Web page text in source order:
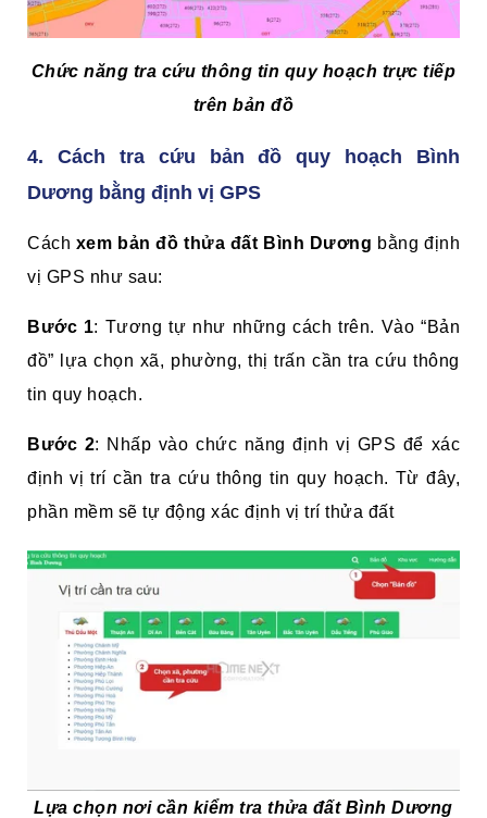
Chức năng tra cứu thông tin quy hoạch trực tiếp
trên bản đồ
4. Cách tra cứu bản đồ quy hoạch Bình
Dương bằng định vị GPS
Cách xem bản đồ thửa đất Bình Dương bằng định
vị GPS như sau:
Bước 1: Tương tự như những cách trên. Vào “Bản
đồ” lựa chọn xã, phường, thị trấn cần tra cứu thông
tin quy hoạch.
Bước 2: Nhấp vào chức năng định vị GPS để xác
định vị trí cần tra cứu thông tin quy hoạch. Từ đây,
phần mềm sẽ tự động xác định vị trí thửa đất
Lựa chọn nơi cần kiểm tra thửa đất Bình Dương